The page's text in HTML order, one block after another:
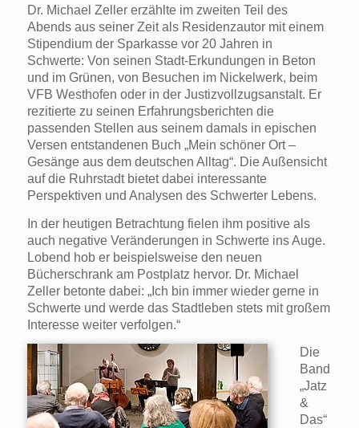
Dr. Michael Zeller erzählte im zweiten Teil des
Abends aus seiner Zeit als Residenzautor mit einem
Stipendium der Sparkasse vor 20 Jahren in
Schwerte: Von seinen Stadt-Erkundungen in Beton
und im Grünen, von Besuchen im Nickelwerk, beim
VFB Westhofen oder in der Justizvollzugsanstalt. Er
rezitierte zu seinen Erfahrungsberichten die
passenden Stellen aus seinem damals in epischen
Versen entstandenen Buch „Mein schöner Ort –
Gesänge aus dem deutschen Alltag“. Die Außensicht
auf die Ruhrstadt bietet dabei interessante
Perspektiven und Analysen des Schwerter Lebens.
In der heutigen Betrachtung fielen ihm positive als
auch negative Veränderungen in Schwerte ins Auge.
Lobend hob er beispielsweise den neuen
Bücherschrank am Postplatz hervor. Dr. Michael
Zeller betonte dabei: „Ich bin immer wieder gerne in
Schwerte und werde das Stadtleben stets mit großem
Interesse weiter verfolgen.“
Die
Band
„Jatz
&
Das“